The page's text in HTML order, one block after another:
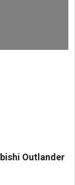
Outlander